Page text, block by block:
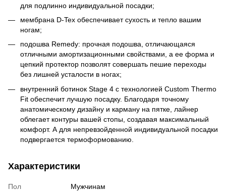
для подлинно индивидуальной посадки;
мембрана D-Tex обеспечивает сухость и тепло вашим
ногам;
подошва Remedy: прочная подошва, отличающаяся
отличными амортизационными свойствами, а ее форма и
цепкий протектор позволят совершать пешие переходы
без лишней усталости в ногах;
внутренний ботинок Stage 4 с технологией Custom Thermo
Fit обеспечит лучшую посадку. Благодаря точному
анатомическому дизайну и карману на пятке, лайнер
облегает контуры вашей стопы, создавая максимальный
комфорт. А для непревзойденной индивидуальной посадки
подвергается термоформованию.
Характеристики
Пол
Мужчинам